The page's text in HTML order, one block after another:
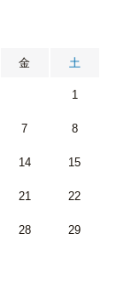
金 土
1
7 8
14 15
21 22
28 29